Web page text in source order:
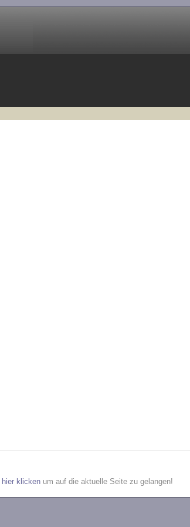
hier klicken um auf die aktuelle Seite zu gelangen!